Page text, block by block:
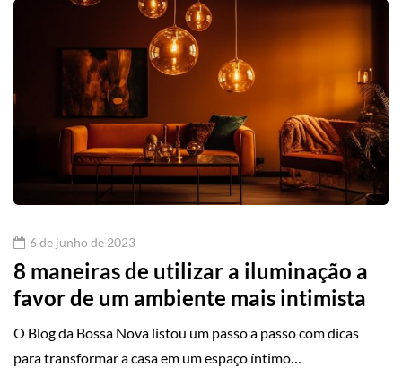
6 de junho de 2023
8 maneiras de utilizar a iluminação a
favor de um ambiente mais intimista
O Blog da Bossa Nova listou um passo a passo com dicas
para transformar a casa em um espaço íntimo…